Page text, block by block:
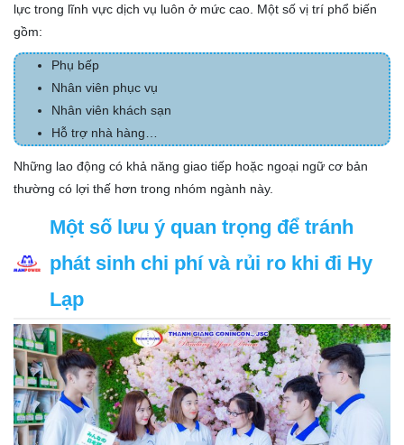
lực trong lĩnh vực dịch vụ luôn ở mức cao. Một số vị trí phổ biến
gồm:
Phụ bếp
Nhân viên phục vụ
Nhân viên khách sạn
Hỗ trợ nhà hàng…
Những lao động có khả năng giao tiếp hoặc ngoại ngữ cơ bản
thường có lợi thế hơn trong nhóm ngành này.
Một số lưu ý quan trọng để tránh
phát sinh chi phí và rủi ro khi đi Hy
Lạp